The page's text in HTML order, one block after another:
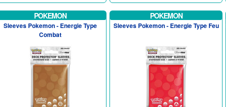
POKEMON
Sleeves Pokemon - Energie Type
Combat
POKEMON
Sleeves Pokemon - Energie Type Feu